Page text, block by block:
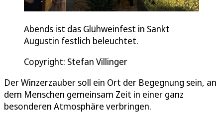
Abends ist das Glühweinfest in Sankt
Augustin festlich beleuchtet.
Copyright: Stefan Villinger
Der Winzerzauber soll ein Ort der Begegnung sein, an
dem Menschen gemeinsam Zeit in einer ganz
besonderen Atmosphäre verbringen.